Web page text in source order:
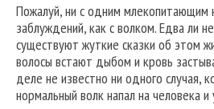
Пожалуй, ни с одним млекопитающим
заблуждений, как с волком. Едва ли
существуют жуткие сказки об этом
волосы встают дыбом и кровь
деле не известно ни одного случая,
нормальный волк напал на человека и